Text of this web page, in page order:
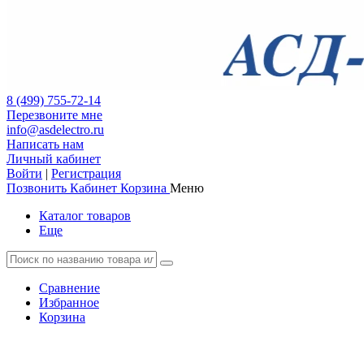
8 (499) 755-72-14
Перезвоните мне
info@asdelectro.ru
Написать нам
Личный кабинет
Войти | Регистрация
Позвонить Кабинет Корзина Меню
Каталог товаров
Еще
Сравнение
Избранное
Корзина